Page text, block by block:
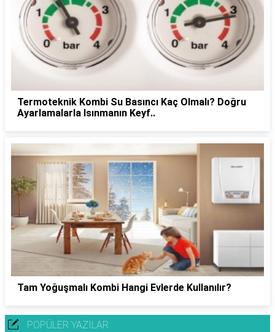
Termoteknik Kombi Su Basıncı Kaç Olmalı? Doğru
Ayarlamalarla Isınmanın Keyf..
Tam Yoğuşmalı Kombi Hangi Evlerde Kullanılır?
POPÜLER YAZILAR